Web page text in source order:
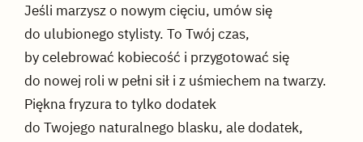
Jeśli marzysz o nowym cięciu, umów się
do ulubionego stylisty. To Twój czas,
by celebrować kobiecość i przygotować się
do nowej roli w pełni sił i z uśmiechem na twarzy.
Piękna fryzura to tylko dodatek
do Twojego naturalnego blasku, ale dodatek,